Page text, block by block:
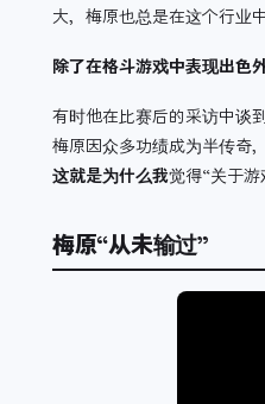
大，梅原也总是在这个行业
除了在格斗游戏中表现出色
有时他在比赛后的采访中谈
梅原因众多功绩成为半传奇
这就是为什么我觉得“关于游
梅原“从未输过”